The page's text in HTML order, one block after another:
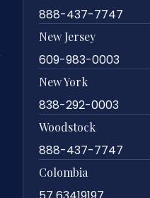
888-437-7747
New Jersey
609-983-0003
New York
838-292-0003
Woodstock
888-437-7747
Colombia